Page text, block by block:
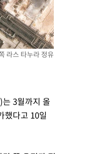
라스 타누라 정유
3월까지 올
했다고 10일